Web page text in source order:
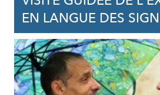
EN LANGUE DES